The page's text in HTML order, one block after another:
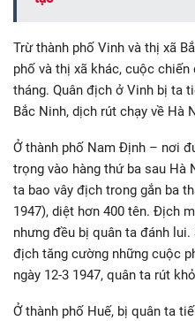
Trừ thành phố Vinh và thị xã
phố và thị xã khác, cuộc
tháng. Quân địch ở Vinh bị ta
Bắc Ninh, dịch rút chạy về Hà
Ở thành phố Nam Định – nơi
trọng vào hàng thứ ba sau Hà
ta bao vây địch trong gắn ba
1947), diệt hơn 400 tên. Địch
nhưng đều bị quân ta đánh
địch tăng cường những cuộc
ngày 12-3 1947, quân ta rút
Ở thành phố Huế, bị quân ta